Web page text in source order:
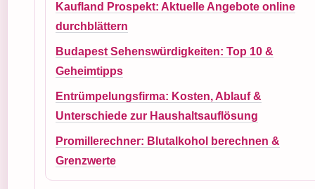
Kaufland Prospekt: Aktuelle Angebote online
durchblättern
Budapest Sehenswürdigkeiten: Top 10 &
Geheimtipps
Entrümpelungsfirma: Kosten, Ablauf &
Unterschiede zur Haushaltsauflösung
Promillerechner: Blutalkohol berechnen &
Grenzwerte